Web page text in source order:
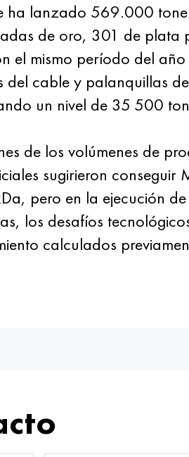
ha lanzado 569.000
de oro, 301 de plata
el mismo período del
del cable y palanquillas
un nivel de 35 500
de los volúmenes de
sugirieron
pero en la ejecución
los desafíos
calculados